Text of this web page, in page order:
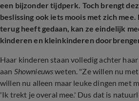
een bijzonder tijdperk. Toch brengt
beslissing ook iets moois met zich
terug heeft gedaan, kan ze eindelijk
kinderen en kleinkinderen
Haar kinderen staan volledig achter
aan Shownieuwsweten. "Ze willen nu
willen nu alleen maar leuke dingen met
'Ik trekt je overal mee.' Dus dat is